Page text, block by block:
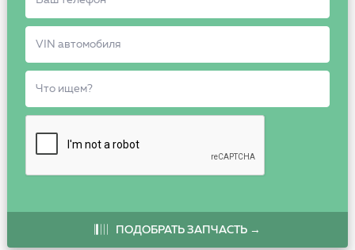
ПОДОБРАТЬ ЗАПЧАСТЬ →